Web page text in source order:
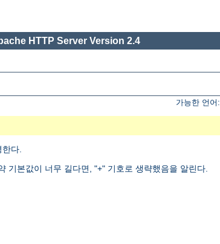
HTTP Server Version 2.4
가능한 언어:
한다.
기본값이 너무 길다면, "+" 기호로 생략했음을 알린다.